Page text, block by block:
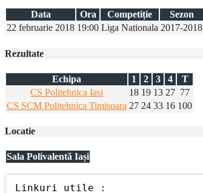
Data Ora Competiție Sezon
22 februarie 2018 19:00 Liga Nationala 2017-2018
Rezultate
Echipa 1 2 3 4
T
CS Politehnica Iasi
18 19 13 27 77
CS SCM Politehnica Timisoara 27 24 33 16 100
Locatie
Sala Polivalentă Iași